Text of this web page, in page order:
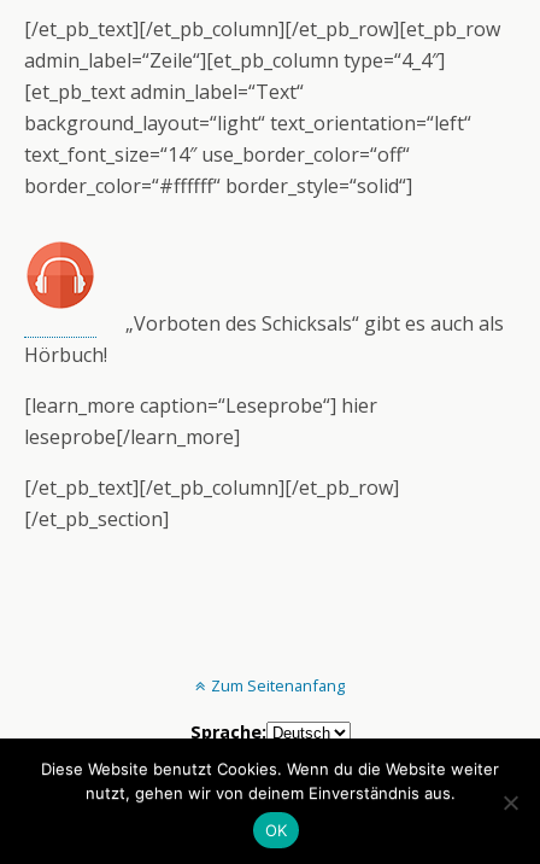
[/et_pb_text][/et_pb_column][/et_pb_row][et_pb_row
admin_label=“Zeile“][et_pb_column type=“4_4″]
[et_pb_text admin_label=“Text“
background_layout=“light“ text_orientation=“left“
text_font_size=“14″ use_border_color=“off“
border_color=“#ffffff“ border_style=“solid“]
„Vorboten des Schicksals“ gibt es auch als
Hörbuch!
[learn_more caption=“Leseprobe“] hier
leseprobe[/learn_more]
[/et_pb_text][/et_pb_column][/et_pb_row]
[/et_pb_section]
Zum Seitenanfang
Sprache:
Mobil Desktop
Diese Website benutzt Cookies. Wenn du die Website weiter
nutzt, gehen wir von deinem Einverständnis aus.
OK